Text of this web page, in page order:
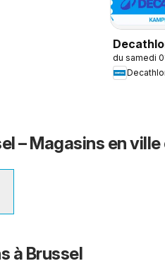
Offre
du samedi
– Magasins en
à Brussel